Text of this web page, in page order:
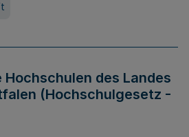
Hochschulen des Landes
(Hochschulgesetz -